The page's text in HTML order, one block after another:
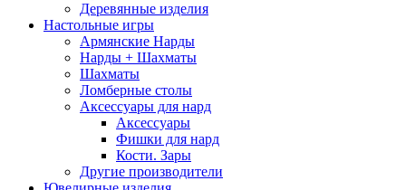
Деревянные изделия
Настольные игры
Армянские Нарды
Нарды + Шахматы
Шахматы
Ломберные столы
Аксессуары для нард
Аксессуары
Фишки для нард
Кости. Зары
Другие производители